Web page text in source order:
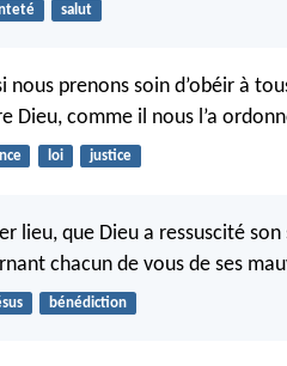
salut
nous prenons soin d’obéir à
Dieu, comme il nous l’a
loi justice
lieu, que Dieu a ressuscité
chacun de vous de ses
bénédiction